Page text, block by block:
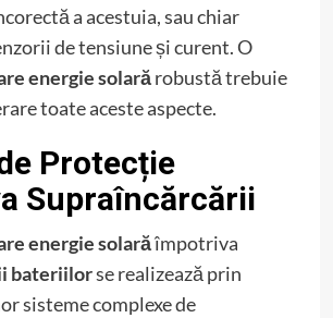
a acestuia, sau chiar
de tensiune și curent. O
energie solarărobustă trebuie
toate aceste aspecte.
Protecție
Supraîncărcării
energie solarăîmpotriva
bateriilorse realizează prin
sisteme complexe de